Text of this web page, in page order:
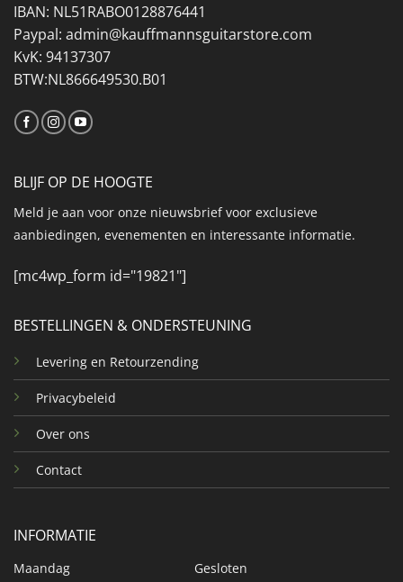
IBAN: NL51RABO0128876441
Paypal: admin@kauffmannsguitarstore.com
KvK: 94137307
BTW:NL866649530.B01
BESTELLINGEN & ONDERSTEUNING
Levering en Retourzending
Privacybeleid
Over ons
Contact
INFORMATIE
Maandag Gesloten
BLIJF OP DE HOOGTE
Meld je aan voor onze nieuwsbrief voor exclusieve
aanbiedingen, evenementen en interessante informatie.
[mc4wp_form id="19821"]